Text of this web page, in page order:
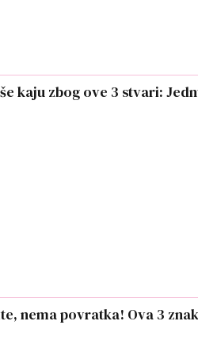
kaju zbog ove 3 stvari:
nema povratka! Ova 3